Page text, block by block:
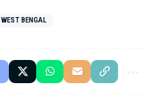
WEST BENGAL